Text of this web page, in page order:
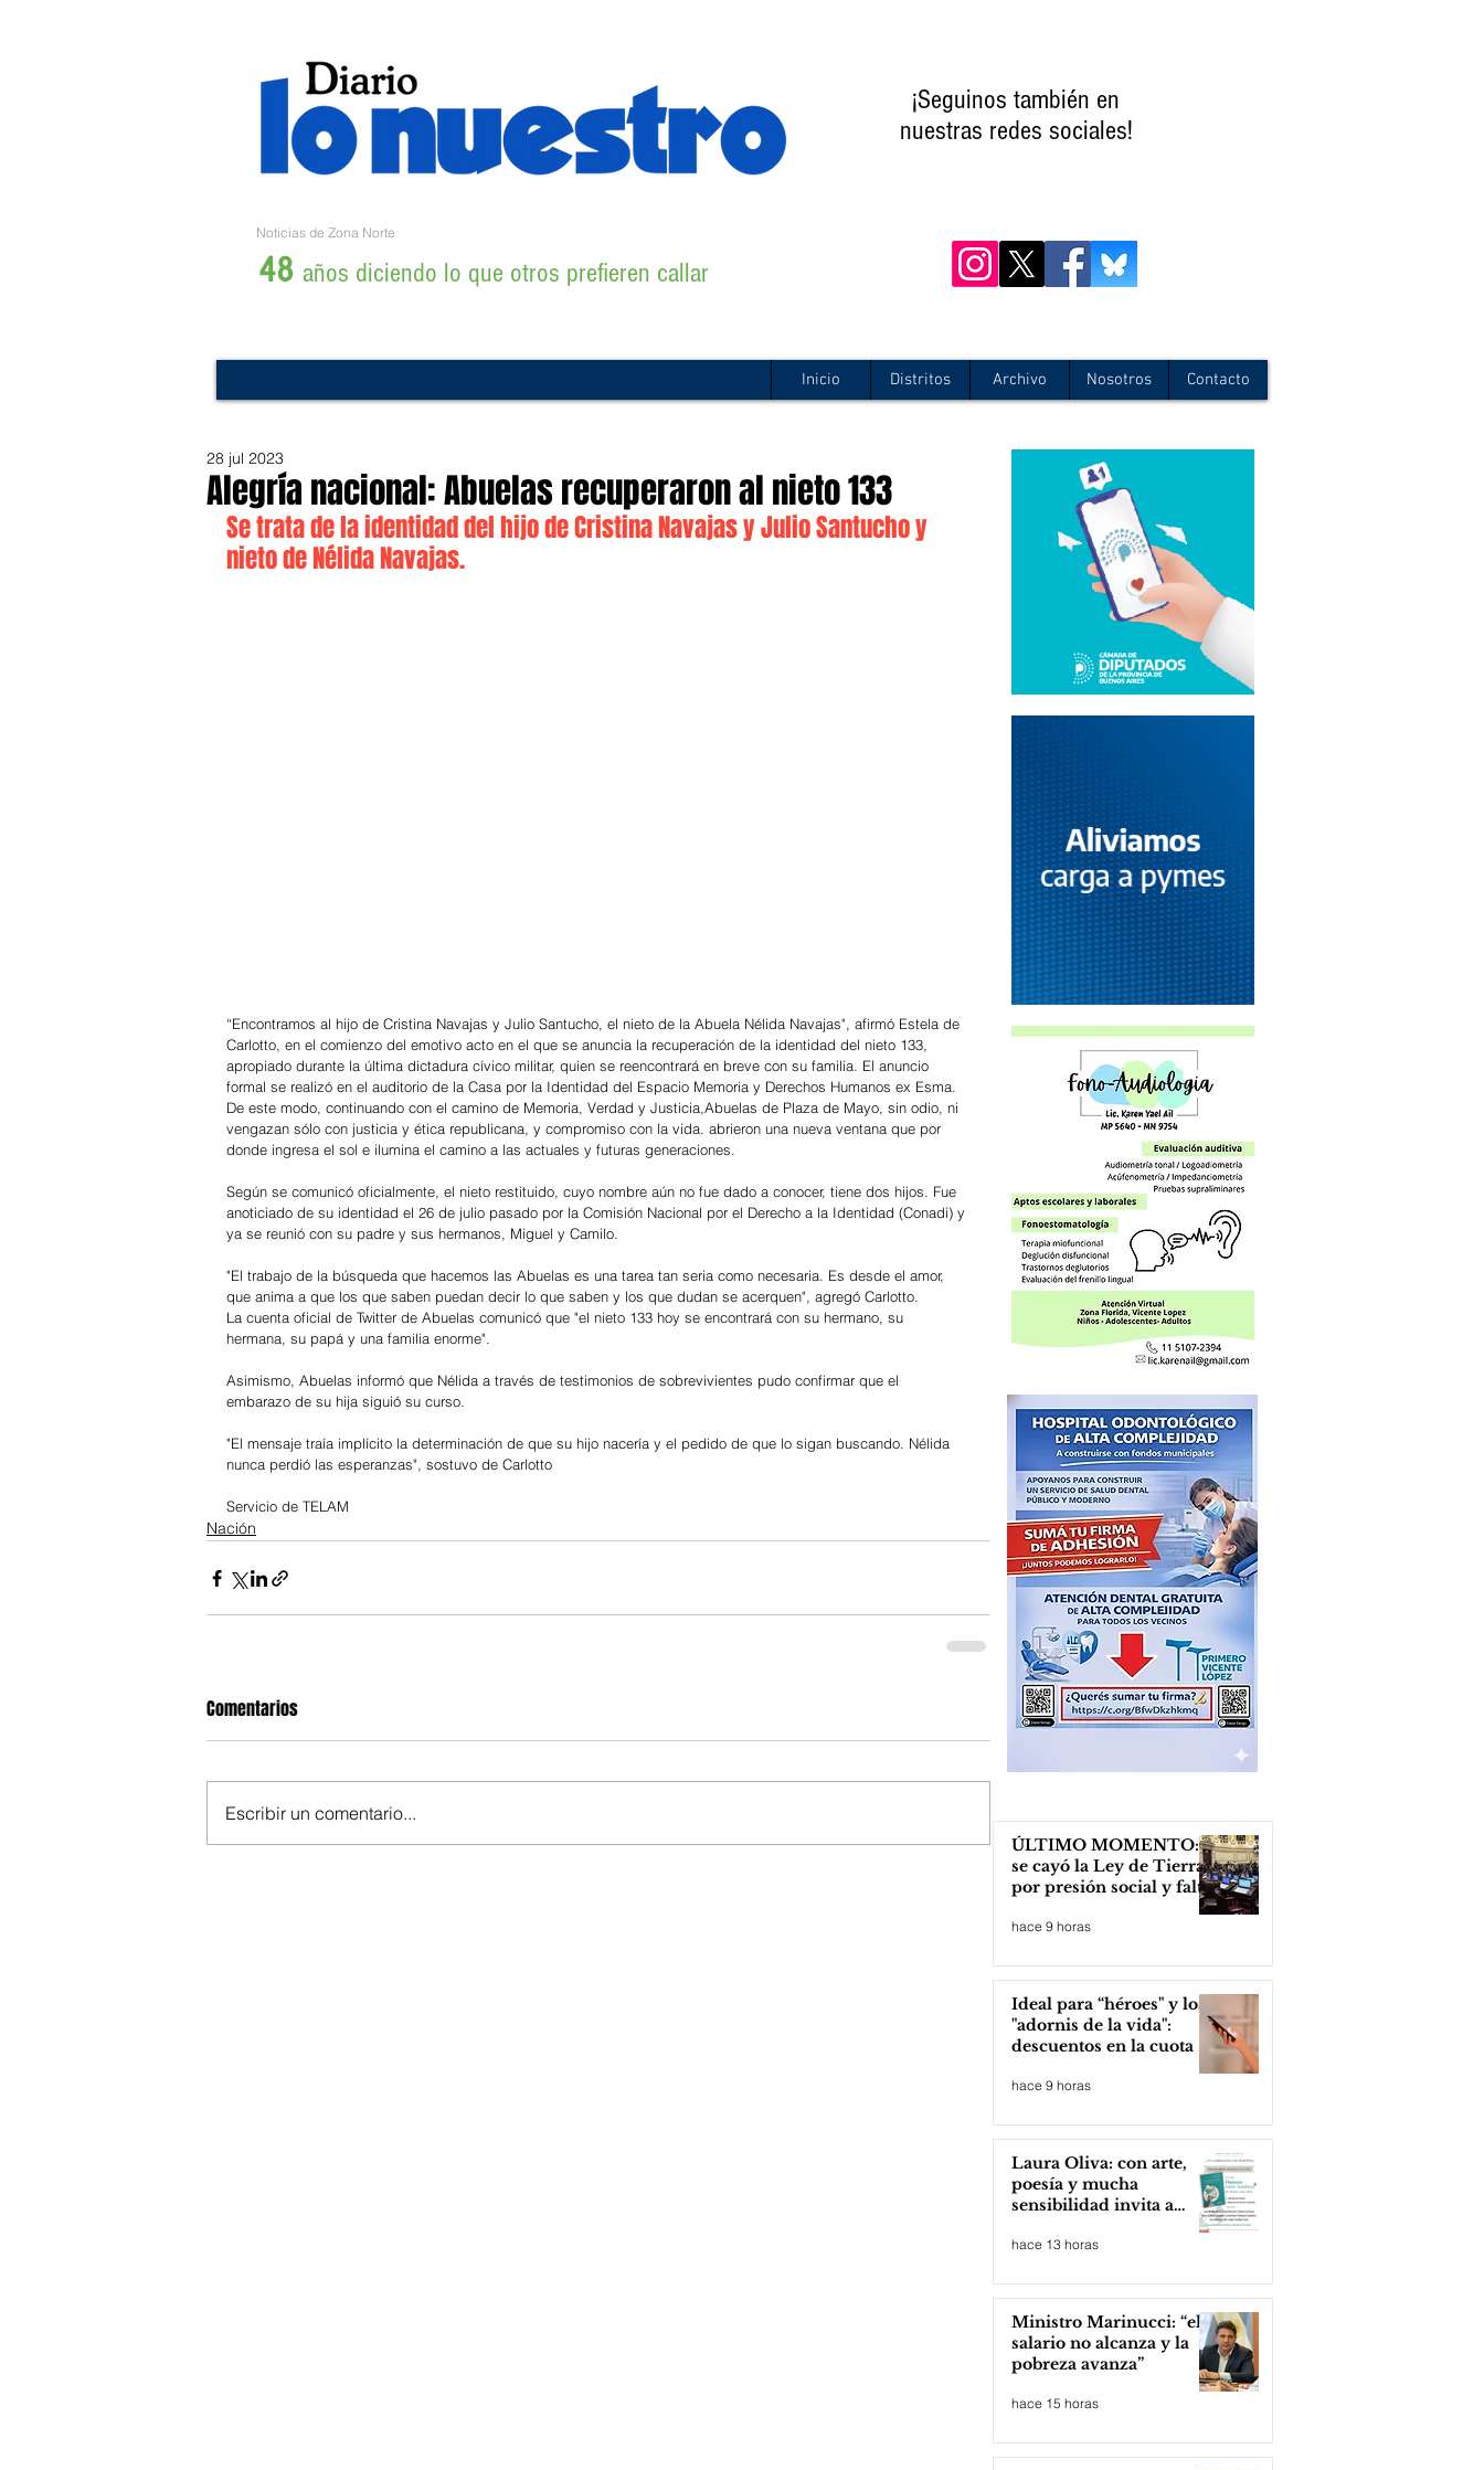
¡Seguinos también en
nuestras redes sociales!
Noticias de Zona Norte
48 años diciendo lo que otros prefieren callar
Inicio Distritos Archivo Nosotros Contacto
Alegría nacional: Abuelas recuperaron al nieto 133
28 jul 2023
Se trata de la identidad del hijo de Cristina Navajas y Julio Santucho y
nieto de Nélida Navajas.
“Encontramos al hijo de Cristina Navajas y Julio Santucho, el nieto de la Abuela Nélida Navajas", afirmó Estela de
Carlotto, en el comienzo del emotivo acto en el que se anuncia la recuperación de la identidad del nieto 133,
apropiado durante la última dictadura cívico militar, quien se reencontrará en breve con su familia. El anuncio
formal se realizó en el auditorio de la Casa por la Identidad del Espacio Memoria y Derechos Humanos ex Esma.
De este modo, continuando con el camino de Memoria, Verdad y Justicia,Abuelas de Plaza de Mayo, sin odio, ni
vengazan sólo con justicia y ética republicana, y compromiso con la vida. abrieron una nueva ventana que por
donde ingresa el sol e ilumina el camino a las actuales y futuras generaciones.
Según se comunicó oficialmente, el nieto restituido, cuyo nombre aún no fue dado a conocer, tiene dos hijos. Fue
anoticiado de su identidad el 26 de julio pasado por la Comisión Nacional por el Derecho a la Identidad (Conadi) y
ya se reunió con su padre y sus hermanos, Miguel y Camilo.
"El trabajo de la búsqueda que hacemos las Abuelas es una tarea tan seria como necesaria. Es desde el amor,
que anima a que los que saben puedan decir lo que saben y los que dudan se acerquen", agregó Carlotto.
La cuenta oficial de Twitter de Abuelas comunicó que "el nieto 133 hoy se encontrará con su hermano, su
hermana, su papá y una familia enorme".
Asimismo, Abuelas informó que Nélida a través de testimonios de sobrevivientes pudo confirmar que el
embarazo de su hija siguió su curso.
"El mensaje traía implícito la determinación de que su hijo nacería y el pedido de que lo sigan buscando. Nélida
nunca perdió las esperanzas", sostuvo de Carlotto
Servicio de TELAM
Nación
Comentarios
Escribir un comentario...
ÚLTIMO MOMENTO:
se cayó la Ley de Tierras
por presión social y falta
hace 9 horas
Ideal para “héroes" y los
"adornis de la vida":
descuentos en la cuota 4
hace 9 horas
Laura Oliva: con arte,
poesía y mucha
sensibilidad invita a
hace 13 horas
Ministro Marinucci: “el
salario no alcanza y la
pobreza avanza”
hace 15 horas